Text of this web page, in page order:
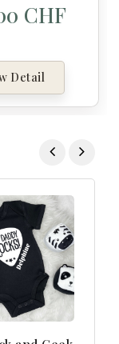
CHF
Detail